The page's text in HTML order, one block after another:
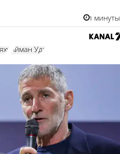
1 минуты
Айман Удэ